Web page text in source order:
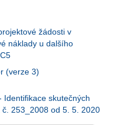
žádosti v
náklady u dalšího
(verze 3)
Identifikace skutečných
253_2008 od 5. 5. 2020